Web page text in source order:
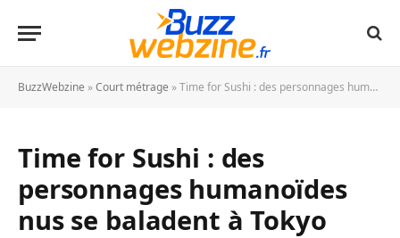
BuzzWebzine »Court métrage »Time for Sushi : des personnages humanoïdes nus se baladent à Tokyo
Time for Sushi : des
personnages humanoïdes
nus se baladent à Tokyo